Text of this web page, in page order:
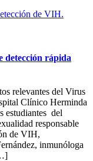
detección rápida
relevantes del Virus
Clínico Herminda
estudiantes del
responsable
de VIH,
inmunóloga